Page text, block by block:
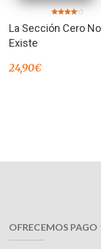
en
4.00
La Sección Cero No
Existe
24,90€
OFRECEMOS PAGO